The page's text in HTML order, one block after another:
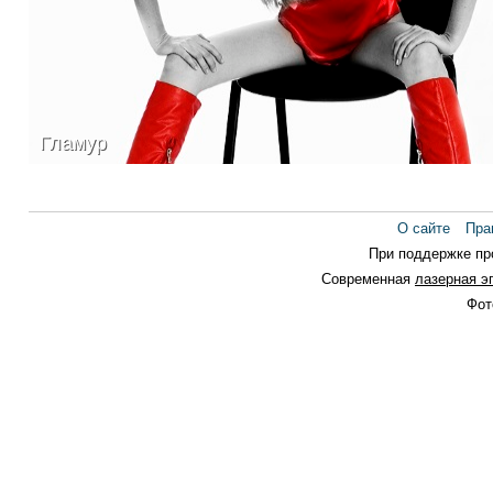
Гламур
Гламур
О сайте
При поддержке
Современная лазерная